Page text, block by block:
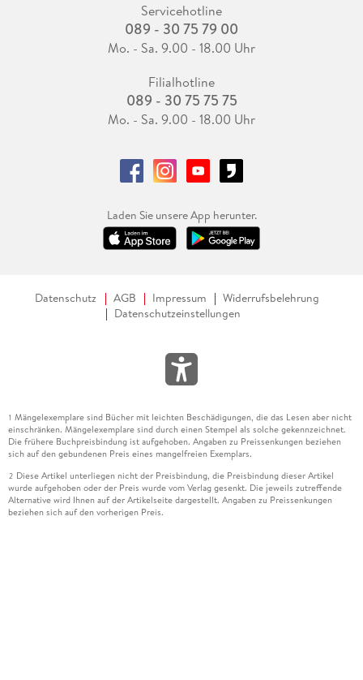
Servicehotline
089 - 30 75 79 00
Mo. - Sa. 9.00 - 18.00 Uhr
Filialhotline
089 - 30 75 75 75
Mo. - Sa. 9.00 - 18.00 Uhr
Laden Sie unsere App herunter.
Datenschutz AGB Impressum
Widerrufsbelehrung
Datenschutzeinstellungen
1 Mängelexemplare sind Bücher mit leichten Beschädigungen, die das Lesen aber nicht
einschränken. Mängelexemplare sind durch einen Stempel als solche gekennzeichnet.
Die frühere Buchpreisbindung ist aufgehoben. Angaben zu Preissenkungen beziehen
sich auf den gebundenen Preis eines mangelfreien Exemplars.
2 Diese Artikel unterliegen nicht der Preisbindung, die Preisbindung dieser Artikel
wurde aufgehoben oder der Preis wurde vom Verlag gesenkt. Die jeweils zutreffende
Alternative wird Ihnen auf der Artikelseite dargestellt. Angaben zu Preissenkungen
beziehen sich auf den vorherigen Preis.